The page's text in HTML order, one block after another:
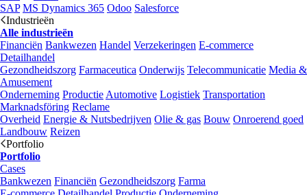
SAP MS Dynamics 365 Odoo Salesforce
Industrieën
Alle industrieën
Financiën Bankwezen Handel Verzekeringen E-commerce
Detailhandel
Gezondheidszorg Farmaceutica Onderwijs Telecommunicatie Media &
Amusement
Onderneming Productie Automotive Logistiek Transportation
Marknadsföring Reclame
Overheid Energie & Nutsbedrijven Olie & gas Bouw Onroerend goed
Landbouw Reizen
Portfolio
Portfolio
Cases
Bankwezen Financiën Gezondheidszorg Farma